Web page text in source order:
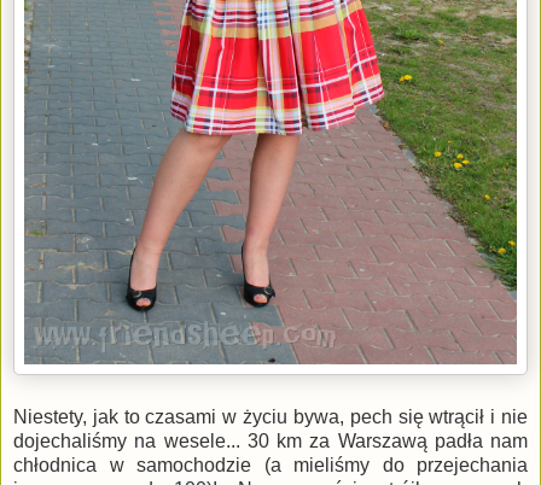
Niestety, jak to czasami w życiu bywa, pech się wtrącił i nie
dojechaliśmy na wesele... 30 km za Warszawą padła nam
chłodnica w samochodzie (a mieliśmy do przejechania